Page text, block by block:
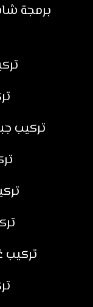
برمجة
تركيب
تركيب